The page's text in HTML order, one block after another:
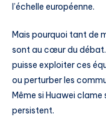
l’échelle européenne.
Mais pourquoi tant de
sont au cœur du débat.
puisse exploiter ces
ou perturber les
Même si Huawei
persistent.